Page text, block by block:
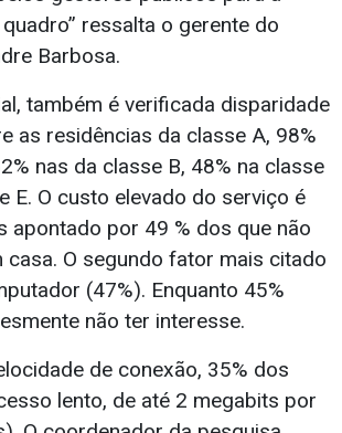
ressalta o gerente do
Barbosa.
também é verificada disparidade
as residências da classe A, 98%
nas da classe B, 48% na classe
E. O custo elevado do serviço é
apontado por 49 % dos que não
casa. O segundo fator mais citado
(47%). Enquanto 45%
não ter interesse.
de conexão, 35% dos
lento, de até 2 megabits por